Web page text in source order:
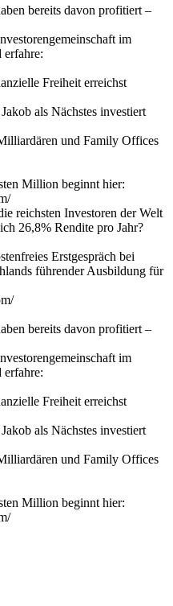
bereits davon profitiert –
im
erfahre:
Freiheit erreichst
als Nächstes investiert
und Family Offices
Million beginnt hier:
reichsten Investoren der Welt
26,8% Rendite pro Jahr?
Erstgespräch bei
führender Ausbildung für
bereits davon profitiert –
im
erfahre:
Freiheit erreichst
als Nächstes investiert
und Family Offices
Million beginnt hier: